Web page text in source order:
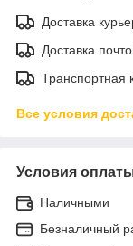
Доставка
Доставка
Транспортная
Все условия
Условия
Наличными
Безналичный